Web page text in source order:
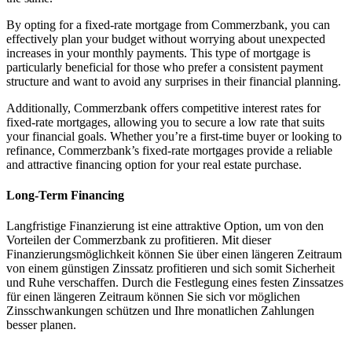
By opting for a fixed-rate mortgage from Commerzbank, you can
effectively plan your budget without worrying about unexpected
increases in your monthly payments. This type of mortgage is
particularly beneficial for those who prefer a consistent payment
structure and want to avoid any surprises in their financial planning.
Additionally, Commerzbank offers competitive interest rates for
fixed-rate mortgages, allowing you to secure a low rate that suits
your financial goals. Whether you’re a first-time buyer or looking to
refinance, Commerzbank’s fixed-rate mortgages provide a reliable
and attractive financing option for your real estate purchase.
Long-Term Financing
Langfristige Finanzierung ist eine attraktive Option, um von den
Vorteilen der Commerzbank zu profitieren. Mit dieser
Finanzierungsmöglichkeit können Sie über einen längeren Zeitraum
von einem günstigen Zinssatz profitieren und sich somit Sicherheit
und Ruhe verschaffen. Durch die Festlegung eines festen Zinssatzes
für einen längeren Zeitraum können Sie sich vor möglichen
Zinsschwankungen schützen und Ihre monatlichen Zahlungen
besser planen.